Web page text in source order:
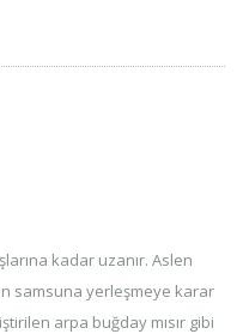
kadar uzanır. Aslen
samsuna yerleşmeye karar
arpa buğday mısır gibi